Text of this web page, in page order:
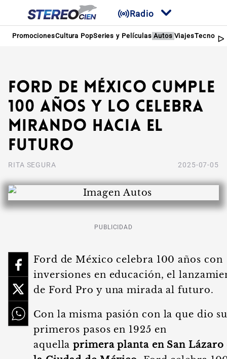
Radio
PromocionesCultura PopSeries y Películas Autos Viajes
Ford de México cumple
100 años y lo celebra
mirando hacia el
futuro
RITA SEGURA 2025-07-05
PUBLICIDAD
Ford de México celebra 100 años con
inversiones en educación, el
de Ford Pro y una mirada al futuro.
Con la misma pasión con la que dio
primeros pasos en 1925 en
aquellaprimera planta en San Lázaro